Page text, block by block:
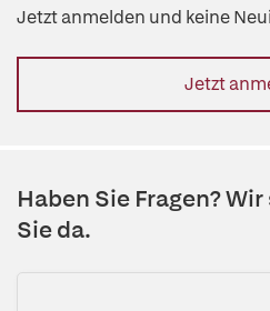
Jetzt anmelden und keine
Jetzt
Haben Sie Fragen?
Sie da.